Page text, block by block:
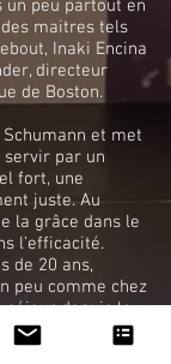
peu partout en
maitres tels
Inaki Encina
directeur
de Boston.
Schumann et met
servir par un
fort, une
juste. Au
la grâce dans le
l’efficacité.
de 20 ans,
peu comme chez
séjour depuis le
régulièrement,
nous somme